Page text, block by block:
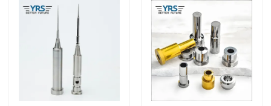
प्रेसिजन मशीनीकृत पार्ट्स
सीएनसी मशीनीकृत भागों